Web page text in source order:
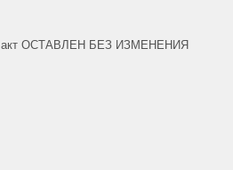
акт ОСТАВЛЕН БЕЗ ИЗМЕНЕНИЯ